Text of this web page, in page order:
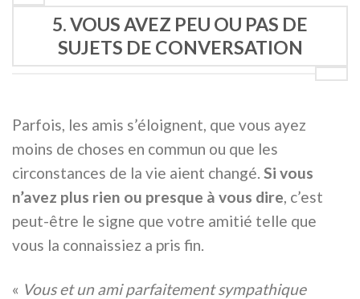
5. VOUS AVEZ PEU OU PAS DE
SUJETS DE CONVERSATION
Parfois, les amis s’éloignent, que vous ayez
moins de choses en commun ou que les
circonstances de la vie aient changé. Si vous
n’avez plus rien ou presque à vous dire, c’est
peut-être le signe que votre amitié telle que
vous la connaissiez a pris fin.
« Vous et un ami parfaitement sympathique